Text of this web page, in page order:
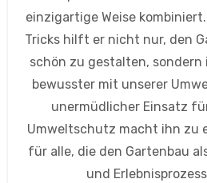
einzigartige Weise
Tricks hilft er nicht nur, den
schön zu gestalten,
bewusster mit unserer
unermüdlicher Einsatz
Umweltschutz macht ihn zu
für alle, die den Gartenbau
und